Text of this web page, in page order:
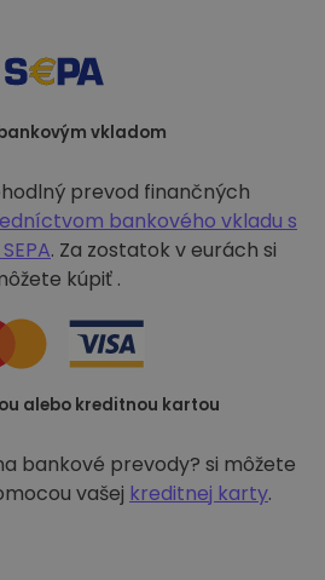
vkladom
prevod finančných
bankového vkladu s
. Za zostatok v eurách si
kúpiť .
alebo kreditnou kartou
bankové prevody? si môžete
vašej kreditnej karty.